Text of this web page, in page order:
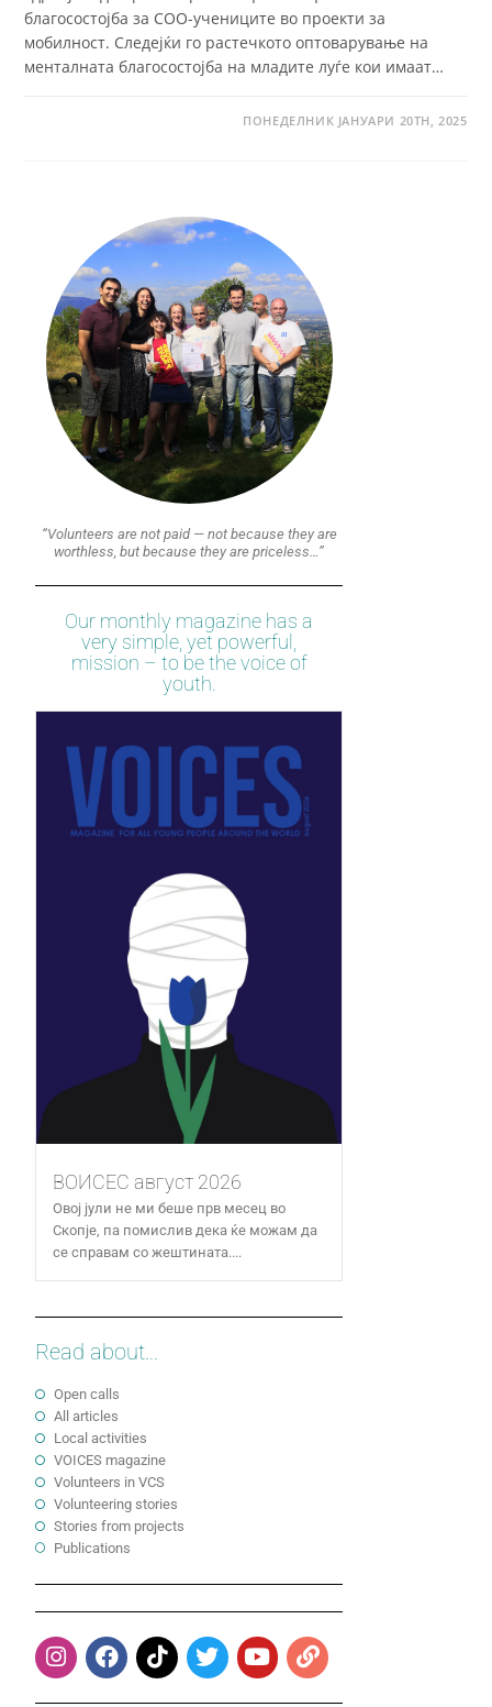
благосостојба за СОО-учениците во проекти за
мобилност. Следејќи го растечкото оптоварување на
менталната благосостојба на младите луѓе кои имаат…
ПОНЕДЕЛНИК ЈАНУАРИ 20TH, 2025
“Volunteers are not paid — not because they are
worthless, but because they are priceless…”
Our monthly magazine has a
very simple, yet powerful,
mission – to be the voice of
youth.
ВОИСЕС август 2026
Овој јули не ми беше прв месец во
Скопје, па помислив дека ќе можам да
се справам со жештината....
Read about...
Open calls
All articles
Local activities
VOICES magazine
Volunteers in VCS
Volunteering stories
Stories from projects
Publications